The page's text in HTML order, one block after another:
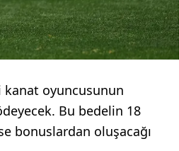
oyuncusunun
Bu bedelin 18
bonuslardan oluşacağı